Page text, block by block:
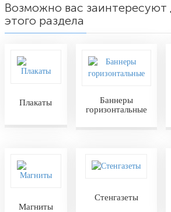
Возможно вас заинтересуют
этого раздела
Плакаты
Баннеры
горизонтальные
Магниты
Стенгазеты